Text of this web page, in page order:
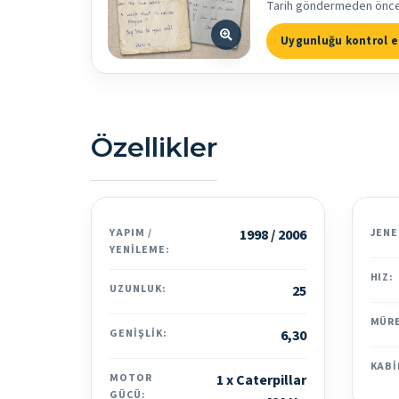
Tarih göndermeden
Uygunluğu kontrol
Özellikler
YAPIM /
YENILEME:
1998 / 2006
UZUNLUK: 25
GENIŞLIK: 6,30
MOTOR
GÜCÜ:
1 x Caterpillar
HIZ: